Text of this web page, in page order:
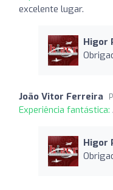
excelente lugar.
Higor
João Vitor Ferreira
Experiência fantástica:
Higor